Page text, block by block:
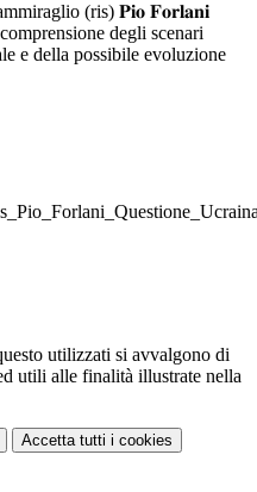
(ris) 𝐏𝐢𝐨 𝐅𝐨𝐫𝐥𝐚𝐧𝐢
degli scenari
e della possibile evoluzione
utilizzati si avvalgono di
utili alle finalità illustrate nella
Accetta tutti i cookies